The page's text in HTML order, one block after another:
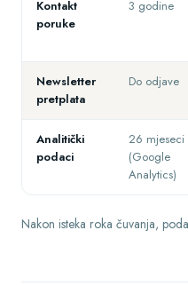
Kontakt
poruke
3 godine
Newsletter
pretplata
Do odjave
Analitički
podaci
26 mjeseci
(Google
Analytics)
Nakon isteka roka čuvanja,